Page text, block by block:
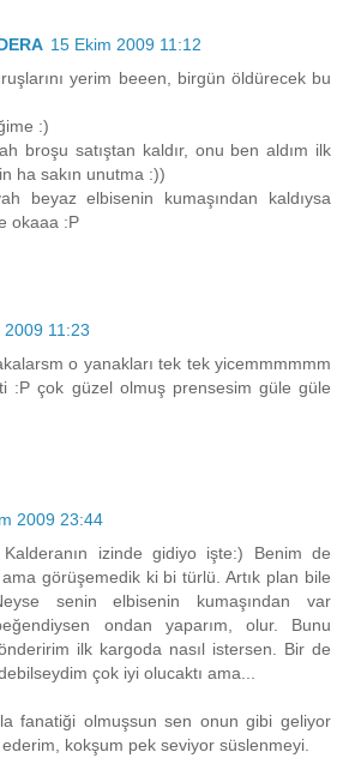
15 Ekim 2009 11:12
yerim beeen, birgün öldürecek bu
:)
broşu satıştan kaldır, onu ben aldım ilk
ha sakın unutma :))
beyaz elbisenin kumaşından kaldıysa
okaaa :P
2009 11:23
o yanakları tek tek yicemmmmmm
:P çok güzel olmuş prensesim güle güle
2009 23:44
Kalderanın izinde gidiyo işte:) Benim de
görüşemedik ki bi türlü. Artık plan bile
senin elbisenin kumaşından var
ondan yaparım, olur. Bunu
ilk kargoda nasıl istersen. Bir de
çok iyi olucaktı ama...
fanatiği olmuşsun sen onun gibi geliyor
kokşum pek seviyor süslenmeyi.